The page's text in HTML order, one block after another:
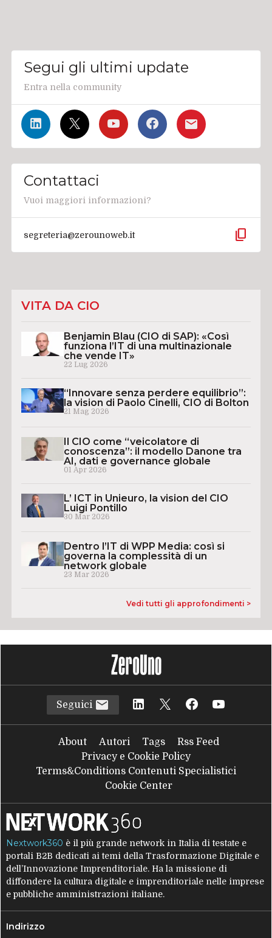
Segui gli ultimi update
Entra nella community
Contattaci
Vuoi maggiori informazioni?
segreteria@zerounoweb.it content_copy
VITA DA CIO
Benjamin Blau (CIO di SAP): «Così
funziona l’IT di una multinazionale
che vende IT»
22 Lug 2026
“Innovare senza perdere equilibrio”:
la vision di Paolo Cinelli, CIO di Bolton
21 Mag 2026
Il CIO come “veicolatore di
conoscenza”: il modello Danone tra
AI, dati e governance globale
01 Apr 2026
L’ ICT in Unieuro, la vision del CIO
Luigi Pontillo
30 Mar 2026
Dentro l’IT di WPP Media: così si
governa la complessità di un
network globale
23 Mar 2026
Vedi tutti gli approfondimenti >
Seguici
About Autori Tags
Rss Feed
Privacy e Cookie Policy
Terms&Conditions Contenuti Specialistici
Cookie Center
Nextwork360 è il più grande network in Italia di testate e
portali B2B dedicati ai temi della Trasformazione Digitale e
dell’Innovazione Imprenditoriale. Ha la missione di
diffondere la cultura digitale e imprenditoriale nelle imprese
e pubbliche amministrazioni italiane.
Indirizzo